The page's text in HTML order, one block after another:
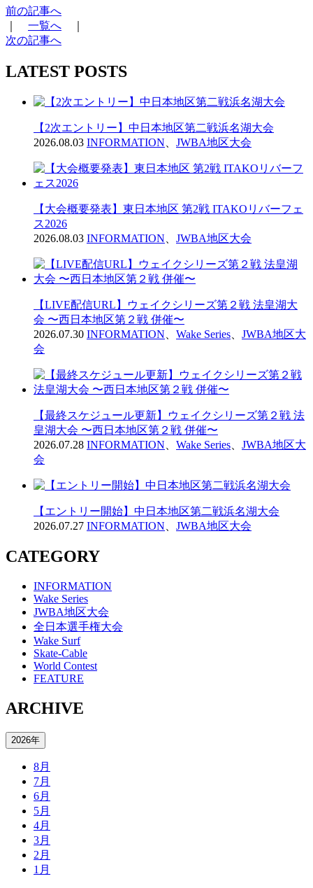
前の記事へ
一覧へ
次の記事へ
LATEST POSTS
【2次エントリー】中日本地区第二戦浜名湖大会
2026.08.03 INFORMATION JWBA地区大会
【大会概要発表】東日本地区 第2戦 ITAKOリバーフェ
ス2026
2026.08.03 INFORMATION JWBA地区大会
【LIVE配信URL】ウェイクシリーズ第２戦 法皇湖大
会 〜西日本地区第２戦 併催〜
2026.07.30 INFORMATION Wake Series
JWBA地区大
会
【最終スケジュール更新】ウェイクシリーズ第２戦 法
皇湖大会 〜西日本地区第２戦 併催〜
2026.07.28 INFORMATION Wake Series
JWBA地区大
会
【エントリー開始】中日本地区第二戦浜名湖大会
2026.07.27 INFORMATION JWBA地区大会
CATEGORY
INFORMATION
Wake Series
JWBA地区大会
全日本選手権大会
Wake Surf
Skate-Cable
World Contest
FEATURE
ARCHIVE
2026年
8月
7月
6月
5月
4月
3月
2月
1月